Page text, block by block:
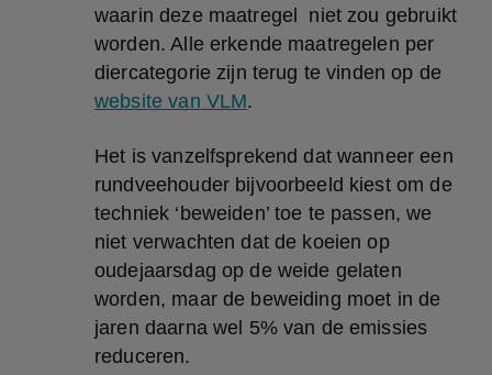
waarin deze maatregel  niet zou gebruikt
worden. Alle erkende maatregelen per
diercategorie zijn terug te vinden op de
website van VLM.
Het is vanzelfsprekend dat wanneer een
rundveehouder bijvoorbeeld kiest om de
techniek ‘beweiden’ toe te passen, we
niet verwachten dat de koeien op
oudejaarsdag op de weide gelaten
worden, maar de beweiding moet in de
jaren daarna wel 5% van de emissies
reduceren.